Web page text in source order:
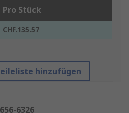
Pro Stück
CHF.135.57
hinzufügen
656-6326